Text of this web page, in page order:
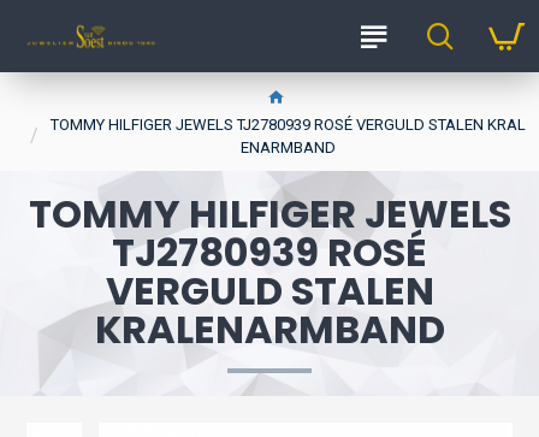
TOMMY HILFIGER JEWELS TJ2780939 ROSÉ VERGULD STALEN KRAL
ENARMBAND
TOMMY HILFIGER JEWELS
TJ2780939 ROSÉ
VERGULD STALEN
KRALENARMBAND